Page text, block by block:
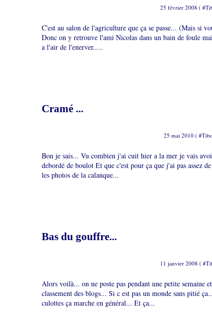
25 février 2008 ( #
C'est au salon de l'agriculture que ça se passe... (Mais si
Donc on y retrouve l'ami Nicolas dans un bain de foule
a l'air de l'enerver.....
Cramé ...
25 mai 2010 ( #
Bon je sais... Vu combien j'ai cuit hier a la mer je vais
debordé de boulot Et que c'est pour ça que j'ai pas assez
les photos de la calanque...
Bas du gouffre...
11 janvier 2008 ( #
Alors voilà... on ne poste pas pendant une petite semaine
classement des blogs... Si c est pas un monde sans pitié
culottes ça marche en général... Et ça...